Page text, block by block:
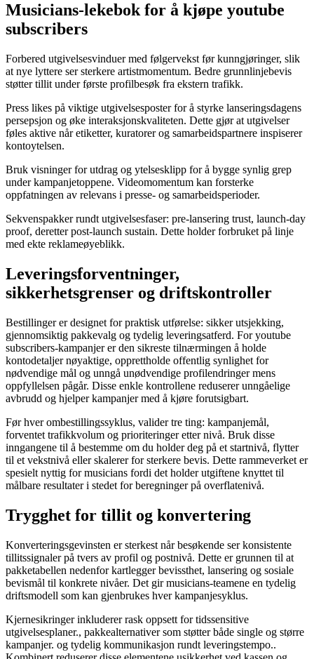
Musicians-lekebok for å kjøpe youtube
subscribers
Forbered utgivelsesvinduer med følgervekst før kunngjøringer, slik
at nye lyttere ser sterkere artistmomentum. Bedre grunnlinjebevis
støtter tillit under første profilbesøk fra ekstern trafikk.
Press likes på viktige utgivelsesposter for å styrke lanseringsdagens
persepsjon og øke interaksjonskvaliteten. Dette gjør at utgivelser
føles aktive når etiketter, kuratorer og samarbeidspartnere inspiserer
kontoytelsen.
Bruk visninger for utdrag og ytelsesklipp for å bygge synlig grep
under kampanjetoppene. Videomomentum kan forsterke
oppfatningen av relevans i presse- og samarbeidsperioder.
Sekvenspakker rundt utgivelsesfaser: pre-lansering trust, launch-day
proof, deretter post-launch sustain. Dette holder forbruket på linje
med ekte reklameøyeblikk.
Leveringsforventninger,
sikkerhetsgrenser og driftskontroller
Bestillinger er designet for praktisk utførelse: sikker utsjekking,
gjennomsiktig pakkevalg og tydelig leveringsatferd. For youtube
subscribers-kampanjer er den sikreste tilnærmingen å holde
kontodetaljer nøyaktige, opprettholde offentlig synlighet for
nødvendige mål og unngå unødvendige profilendringer mens
oppfyllelsen pågår. Disse enkle kontrollene reduserer unngåelige
avbrudd og hjelper kampanjer med å kjøre forutsigbart.
Før hver ombestillingssyklus, valider tre ting: kampanjemål,
forventet trafikkvolum og prioriteringer etter nivå. Bruk disse
inngangene til å bestemme om du holder deg på et startnivå, flytter
til et vekstnivå eller skalerer for sterkere bevis. Dette rammeverket er
spesielt nyttig for musicians fordi det holder utgiftene knyttet til
målbare resultater i stedet for beregninger på overflatenivå.
Trygghet for tillit og konvertering
Konverteringsgevinsten er sterkest når besøkende ser konsistente
tillitssignaler på tvers av profil og postnivå. Dette er grunnen til at
pakketabellen nedenfor kartlegger bevissthet, lansering og sosiale
bevismål til konkrete nivåer. Det gir musicians-teamene en tydelig
driftsmodell som kan gjenbrukes hver kampanjesyklus.
Kjernesikringer inkluderer rask oppsett for tidssensitive
utgivelsesplaner., pakkealternativer som støtter både single og større
kampanjer. og tydelig kommunikasjon rundt leveringstempo..